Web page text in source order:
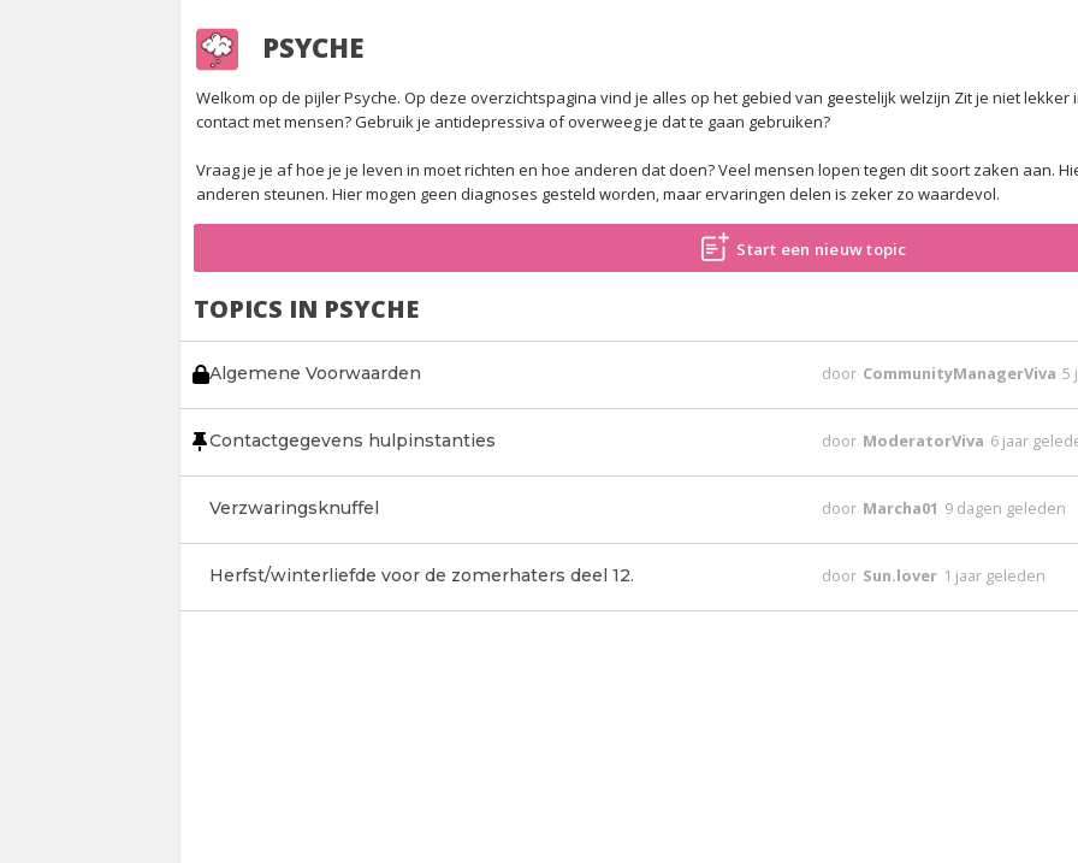
PSYCHE
Welkom op de pijler Psyche. Op deze overzichtspagina vind je alles op het gebied van geestelijk welzijn Zit je niet lekker
contact met mensen? Gebruik je antidepressiva of overweeg je dat te gaan gebruiken?
Vraag je je af hoe je je leven in moet richten en hoe anderen dat doen? Veel mensen lopen tegen dit soort zaken aan.
anderen steunen. Hier mogen geen diagnoses gesteld worden, maar ervaringen delen is zeker zo waardevol.
Start een nieuw topic
TOPICS IN PSYCHE
Algemene Voorwaarden door CommunityManagerViva 5
Contactgegevens hulpinstanties door ModeratorViva 6 jaar
Verzwaringsknuffel door Marcha01 9 dagen geleden
Herfst/winterliefde voor de zomerhaters deel 12. door Sun.lover 1 jaar geleden